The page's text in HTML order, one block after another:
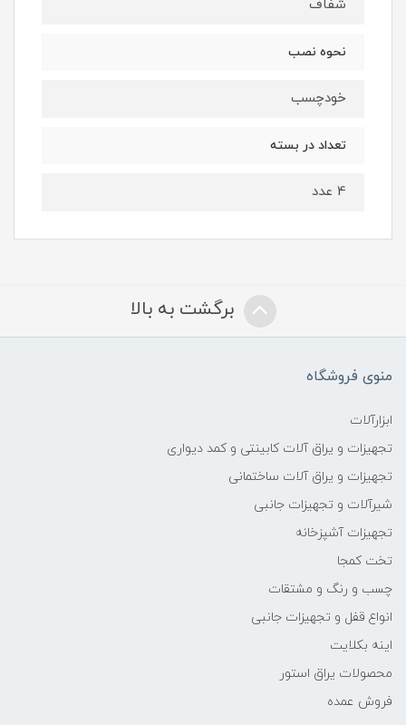
شفاف
نحوه نصب
خودچسب
تعداد در بسته
4 عدد
برگشت به بالا
منوی فروشگاه
ابزارآلات
تجهیزات و یراق آلات کابینتی و کمد دیواری
تجهیزات و یراق آلات ساختمانی
شیرآلات و تجهیزات جانبی
تجهیزات آشپزخانه
تخت کمجا
چسب و رنگ و مشتقات
انواع قفل و تجهیزات جانبی
اینه بکلایت
محصولات یراق استور
فروش عمده